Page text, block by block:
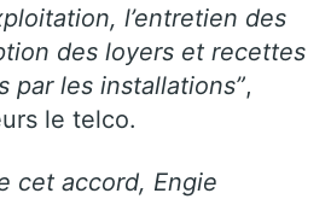
l’entretien des
des loyers et recettes
par les installations”,
le telco.
cet accord, Engie